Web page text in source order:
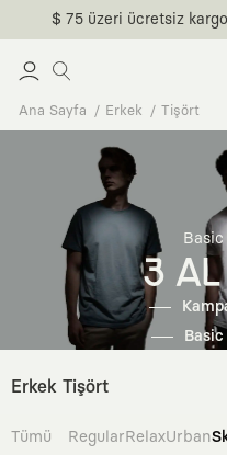
$ 75 üzeri ücretsiz
Ana Sayfa Erkek Tişört
3
Erkek Tişört
Tümü RegularRelaxUrban